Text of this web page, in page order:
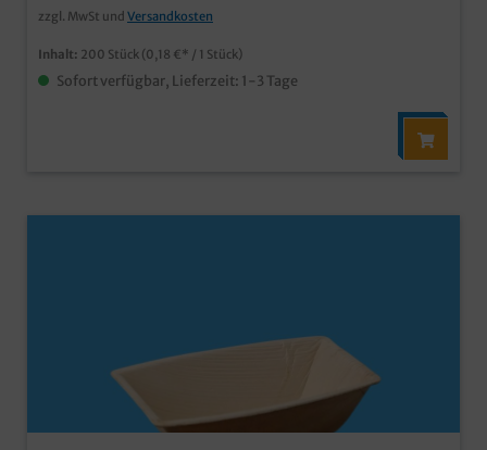
zzgl. MwSt und Versandkosten
Inhalt: 200 Stück (0,18 €* / 1 Stück)
Sofort verfügbar, Lieferzeit: 1-3 Tage